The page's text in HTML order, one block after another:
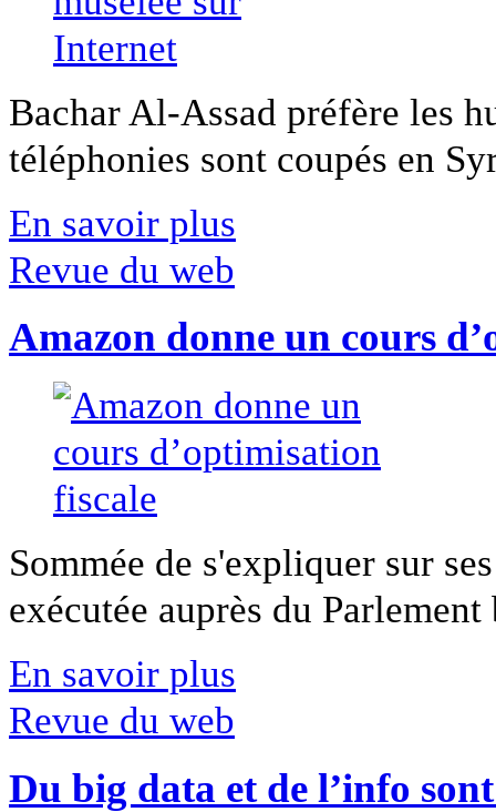
Bachar Al-Assad préfère les
téléphonies sont coupés en
En savoir plus
Revue du web
Amazon donne un cours
Sommée de s'expliquer sur
exécutée auprès du
En savoir plus
Revue du web
Du big data et de l’info